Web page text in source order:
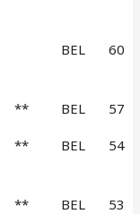
BEL 60
** BEL 57
** BEL 54
** BEL 53